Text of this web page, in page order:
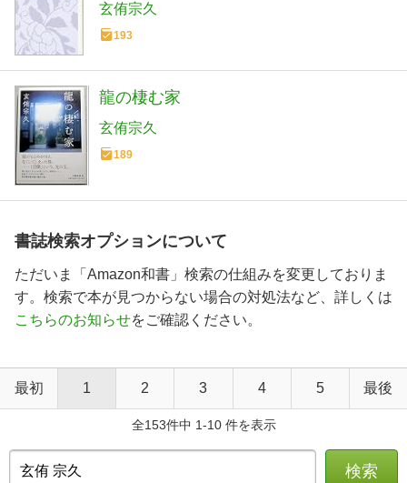
玄侑宗久
193
龍の棲む家
玄侑宗久
189
書誌検索オプションについて
ただいま「Amazon和書」検索の仕組みを変更しておりま
す。検索で本が見つからない場合の対処法など、詳しくは
こちらのお知らせをご確認ください。
最初 1 2 3 4 5 最後
全153件中 1-10 件を表示
検索